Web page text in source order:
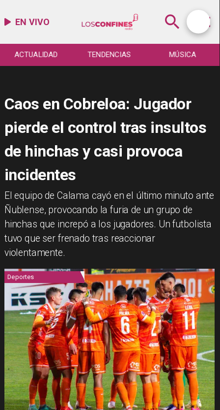
EN VIVO
ACTUALIDAD TENDENCIAS MÚSICA
Caos en Cobreloa: Jugador
pierde el control tras insultos
de hinchas y casi provoca
incidentes
​El equipo de Calama cayó en el último minuto ante
Ñublense, provocando la furia de un grupo de
hinchas que increpó a los jugadores. Un futbolista
tuvo que ser frenado tras reaccionar
violentamente.
Deportes